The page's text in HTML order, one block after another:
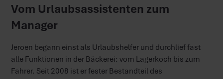
Vom Urlaubsassistenten zum
Manager
Jeroen begann einst als Urlaubshelfer und durchlief fast
alle Funktionen in der Bäckerei: vom Lagerkoch bis zum
Fahrer. Seit 2008 ist er fester Bestandteil des